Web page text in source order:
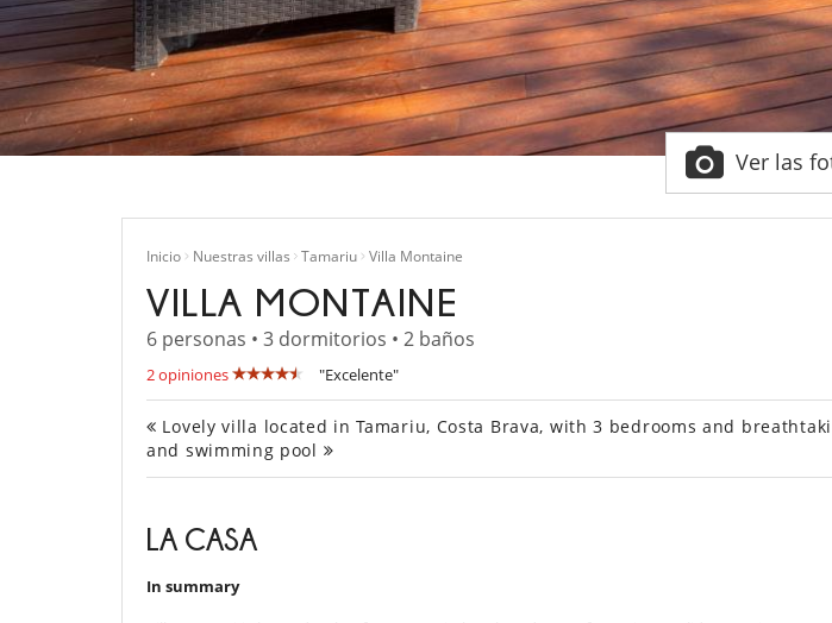
Ver las
Inicio Nuestras villas Tamariu Villa Montaine
VILLA MONTAINE
6 personas • 3 dormitorios • 2 baños
2 opiniones "Excelente"
Lovely villa located in Tamariu, Costa Brava, with 3 bedrooms and
and swimming pool
LA CASA
In summary